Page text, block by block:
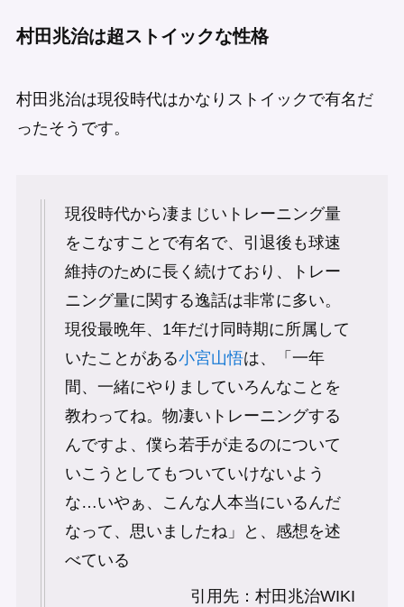
村田兆治は超ストイックな性格
村田兆治は現役時代はかなりストイックで有名だ
ったそうです。
現役時代から凄まじいトレーニング量
をこなすことで有名で、引退後も球速
維持のために長く続けており、トレー
ニング量に関する逸話は非常に多い。
現役最晩年、1年だけ同時期に所属して
いたことがある小宮山悟は、「一年
間、一緒にやりましていろんなことを
教わってね。物凄いトレーニングする
んですよ、僕ら若手が走るのについて
いこうとしてもついていけないよう
な…いやぁ、こんな人本当にいるんだ
なって、思いましたね」と、感想を述
べている
引用先：村田兆治WIKI